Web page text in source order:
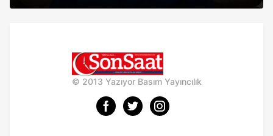
© 2013 Yazıyor Basım Yayıncılık